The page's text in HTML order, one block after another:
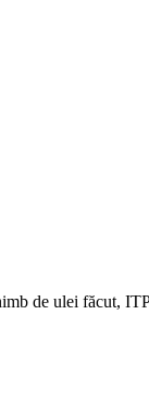
de ulei făcut,